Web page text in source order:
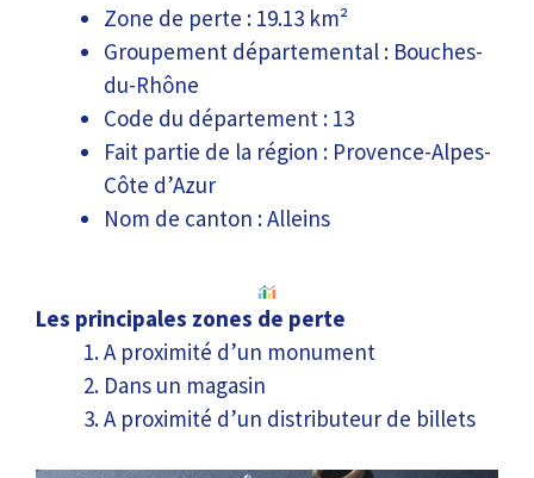
Zone de perte : 19.13 km²
Groupement départemental : Bouches-
du-Rhône
Code du département : 13
Fait partie de la région : Provence-Alpes-
Côte d’Azur
Nom de canton : Alleins
Les principales zones de perte
A proximité d’un monument
Dans un magasin
A proximité d’un distributeur de billets